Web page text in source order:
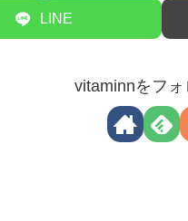
LINE
vitaminnをフォ